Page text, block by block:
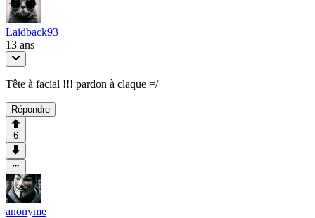
Laidback93
13 ans
Tête à facial !!! pardon à claque =/
Répondre
6
anonyme